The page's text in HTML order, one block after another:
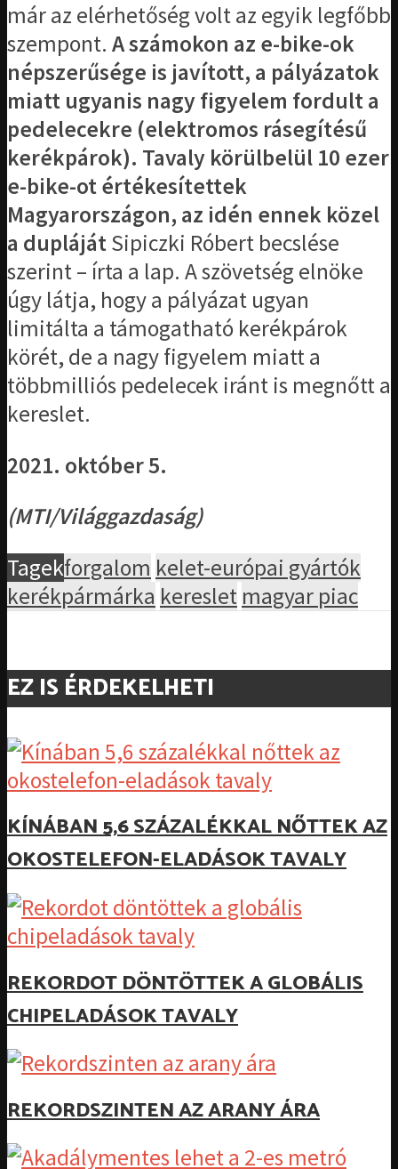
már az elérhetőség volt az egyik legfőbb
szempont. A számokon az e-bike-ok
népszerűsége is javított, a pályázatok
miatt ugyanis nagy figyelem fordult a
pedelecekre (elektromos rásegítésű
kerékpárok). Tavaly körülbelül 10 ezer
e-bike-ot értékesítettek
Magyarországon, az idén ennek közel
a duplájátSipiczki Róbert becslése
szerint – írta a lap. A szövetség elnöke
úgy látja, hogy a pályázat ugyan
limitálta a támogatható kerékpárok
körét, de a nagy figyelem miatt a
többmilliós pedelecek iránt is megnőtt a
kereslet.
2021. október 5.
(MTI/Világgazdaság)
Tagekforgalom kelet-európai gyártók
kerékpármárka kereslet magyar piac
EZ IS ÉRDEKELHETI
KÍNÁBAN 5,6 SZÁZALÉKKAL NŐTTEK AZ
OKOSTELEFON-ELADÁSOK TAVALY
REKORDOT DÖNTÖTTEK A GLOBÁLIS
CHIPELADÁSOK TAVALY
REKORDSZINTEN AZ ARANY ÁRA